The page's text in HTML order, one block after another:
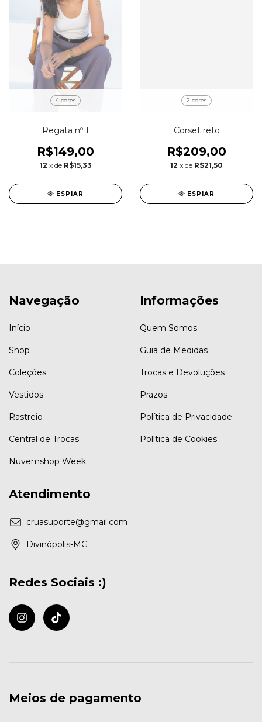
4 cores
Regata nº 1
R$149,00
12 x de R$15,33
ESPIAR
2 cores
Corset reto
R$209,00
12 x de R$21,50
ESPIAR
Navegação
Início
Shop
Coleções
Vestidos
Rastreio
Central de Trocas
Nuvemshop Week
Informações
Quem Somos
Guia de Medidas
Trocas e Devoluções
Prazos
Política de Privacidade
Política de Cookies
Atendimento
cruasuporte@gmail.com
Divinópolis-MG
Redes Sociais :)
Meios de pagamento